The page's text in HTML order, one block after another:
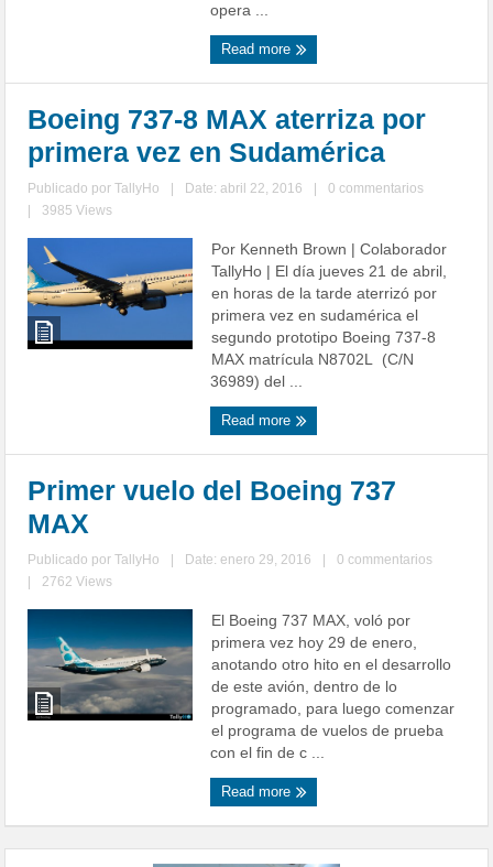
opera ...
Read more
Boeing 737-8 MAX aterriza por
primera vez en Sudamérica
Publicado porTallyHo Date: abril 22, 2016
0 commentarios
3985 Views
Por Kenneth Brown | Colaborador
TallyHo | El día jueves 21 de abril,
en horas de la tarde aterrizó por
primera vez en sudamérica el
segundo prototipo Boeing 737-8
MAX matrícula N8702L (C/N
36989) del ...
Read more
Primer vuelo del Boeing 737
MAX
Publicado porTallyHo Date: enero 29, 2016
0 commentarios
2762 Views
El Boeing 737 MAX, voló por
primera vez hoy 29 de enero,
anotando otro hito en el desarrollo
de este avión, dentro de lo
programado, para luego comenzar
el programa de vuelos de prueba
con el fin de c ...
Read more